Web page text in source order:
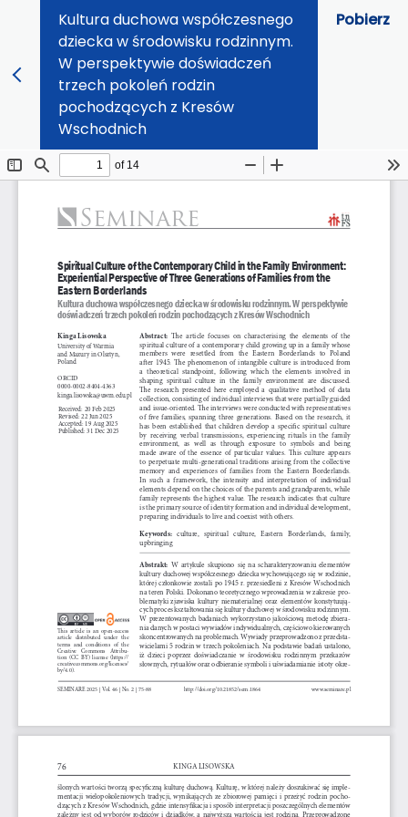
Kultura duchowa współczesnego
dziecka w środowisku rodzinnym.
W perspektywie doświadczeń
trzech pokoleń rodzin
pochodzących z Kresów
Wschodnich
Pobierz